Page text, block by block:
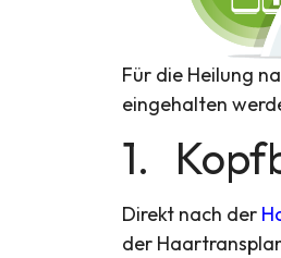
Für die Heilung
eingehalten
1.
Direkt nach der
der